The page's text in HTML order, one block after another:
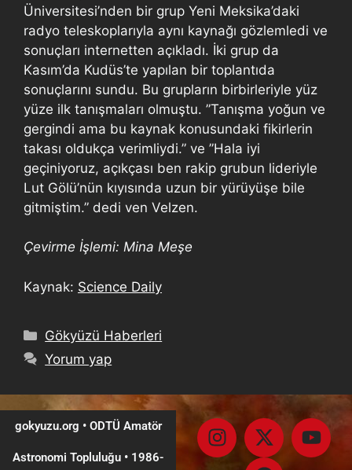
Üniversitesi’nden bir grup Yeni Meksika’daki
radyo teleskoplarıyla aynı kaynağı gözlemledi ve
sonuçları internetten açıkladı. İki grup da
Kasım’da Kudüs’te yapılan bir toplantıda
sonuçlarını sundu. Bu grupların birbirleriyle yüz
yüze ilk tanışmaları olmuştu. ”Tanışma yoğun ve
gergindi ama bu kaynak konusundaki fikirlerin
takası oldukça verimliydi.” ve ”Hala iyi
geçiniyoruz, açıkçası ben rakip grubun lideriyle
Lut Gölü’nün kıyısında uzun bir yürüyüşe bile
gitmiştim.” dedi ven Velzen.
Çevirme İşlemi: Mina Meşe
Kaynak: Science Daily
Gökyüzü Haberleri
Yorum yap
gokyuzu.org • ODTÜ Amatör
Astronomi Topluluğu •1986-